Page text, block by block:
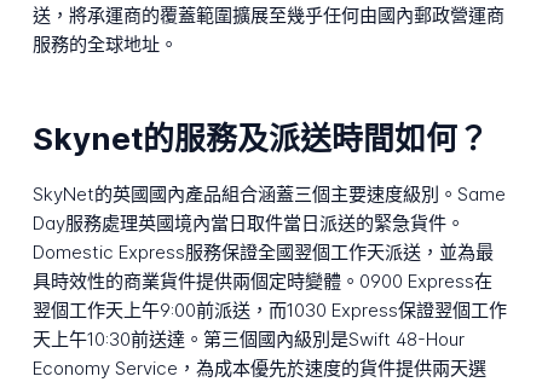
送，將承運商的覆蓋範圍擴展至幾乎任何由國內郵政營運商
服務的全球地址。
Skynet的服務及派送時間如何？
SkyNet的英國國內產品組合涵蓋三個主要速度級別。Same
Day服務處理英國境內當日取件當日派送的緊急貨件。
Domestic Express服務保證全國翌個工作天派送，並為最
具時效性的商業貨件提供兩個定時變體。0900 Express在
翌個工作天上午9:00前派送，而1030 Express保證翌個工作
天上午10:30前送達。第三個國內級別是Swift 48-Hour
Economy Service，為成本優先於速度的貨件提供兩天選